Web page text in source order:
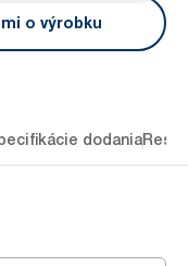
o výrobku
dodania